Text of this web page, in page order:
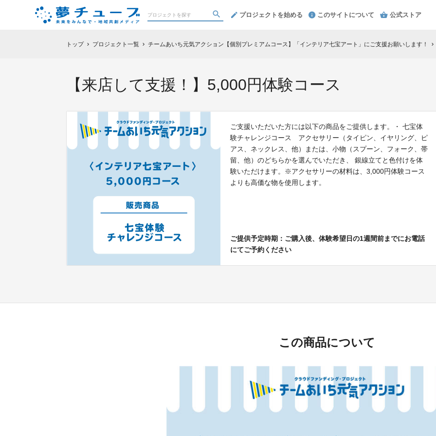
プロジェクトを始める このサイトについて 公式ストア
トップ chevron_right プロジェクト一覧 chevron_right チームあいち元気アクション【個別プレミアムコース】「インテリア七宝アート」にご支援お願いします！ chevron_right
【来店して支援！】5,000円体験コース
ご支援いただいた方には以下の商品をご提供します。・ 七宝体
験チャレンジコース アクセサリー（タイピン、イヤリング、ピ
アス、ネックレス、他）または、小物（スプーン、フォーク、帯
留、他）のどちらかを選んでいただき、 銀線立てと色付けを体
験いただけます。※アクセサリーの材料は、3,000円体験コース
よりも高価な物を使用します。
ご提供予定時期：ご購入後、体験希望日の1週間前までにお電話
にてご予約ください
この商品について